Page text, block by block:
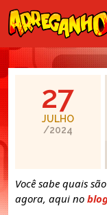
27
JULHO
/2024
Você sabe quais
agora, aqui no